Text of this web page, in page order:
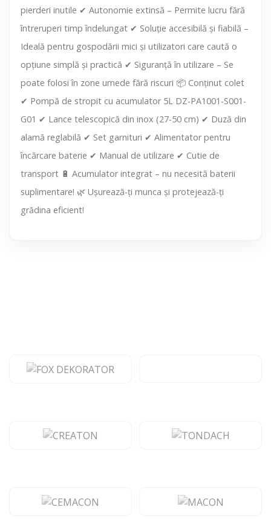
pierderi inutile ✔ Autonomie extinsă – Permite lucru fără
întreruperi timp îndelungat ✔ Soluție accesibilă și fiabilă –
Ideală pentru gospodării mici și utilizatori care caută o
opțiune simplă și practică ✔ Siguranță în utilizare – Se
poate folosi în zone umede fără riscuri 📦 Conținut colet
✔ Pompă de stropit cu acumulator 5L DZ-PA1001-S001-
G01 ✔ Lance telescopică din inox (27-50 cm) ✔ Duză din
alamă reglabilă ✔ Set garnituri ✔ Alimentator pentru
încărcare baterie ✔ Manual de utilizare ✔ Cutie de
transport 🔋 Acumulator integrat – nu necesită baterii
suplimentare! 🌿 Ușurează-ți munca și protejează-ți
grădina eficient!